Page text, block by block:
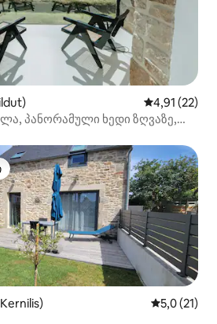
საშუალო
4,91 (22)
პანორამული ხედი ზღვაზე,
ვარიანტი
საშუალო
5,0 (21)